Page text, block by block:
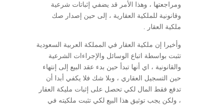
ومراجعتها ، وهذا الأمر قد يضفي إثباتات شرعية
وقانونية للملكية العقارية ، إلى حين إصدار صك
ملكية العقار .
وأخيرا إن ملكية العقار في المملكة العربية السعودية
تثبت بواسطة اتباع الوسائل والإجراءات الشرعية
والقانونية ، اي أنها تبدأ حين بدء عقد البيع إلى إنتهاء
حين التسجيل العقاري ، وبلا شك فلا يكفي أبدا أن
تدفع فقط المال لكي تحصل على إثبات مليكة العقار
، ولكن يجب توثيق هذا البيع لكي تثبت ملكيته في